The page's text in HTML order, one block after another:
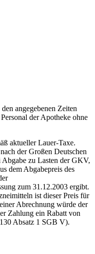
angegebenen Zeiten
der Apotheke ohne
aktueller Lauer-Taxe.
der Großen Deutschen
Abgabe zu Lasten der GKV,
dem Abgabepreis des
zum 31.12.2003 ergibt.
ist dieser Preis für
Abrechnung würde der
Zahlung ein Rabatt von
Absatz 1 SGB V).